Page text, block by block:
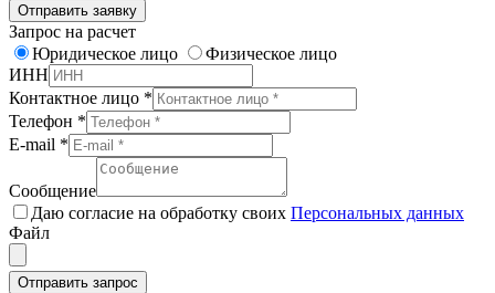
Отправить заявку
Запрос на расчет
Юридическое лицо
Физическое лицо
ИНН
Контактное лицо *
Телефон *
E-mail *
Сообщение
Даю согласие на обработку своих Персональных данных
Файл
Отправить запрос